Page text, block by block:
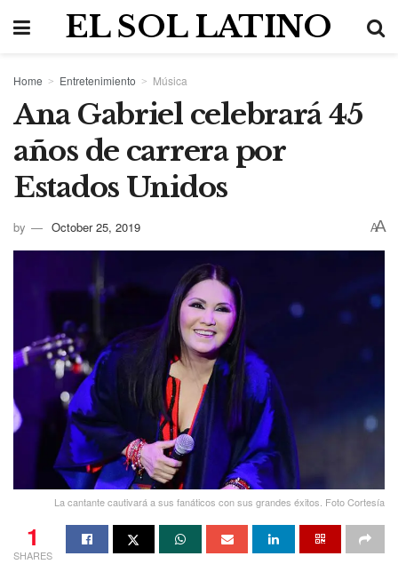
EL SOL LATINO
Home Entretenimiento Música
Ana Gabriel celebrará 45
años de carrera por
Estados Unidos
by October 25, 2019 AA
La cantante cautivará a sus fanáticos con sus grandes éxitos. Foto Cortesía
1
SHARES